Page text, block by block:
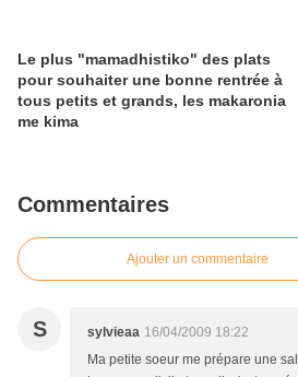
Le plus "mamadhistiko" des plats
pour souhaiter une bonne rentrée à
tous petits et grands, les makaronia
me kima
Commentaires
Ajouter un commentaire
S sylvieaa 16/04/2009 18:22
Ma petite soeur me prépare une